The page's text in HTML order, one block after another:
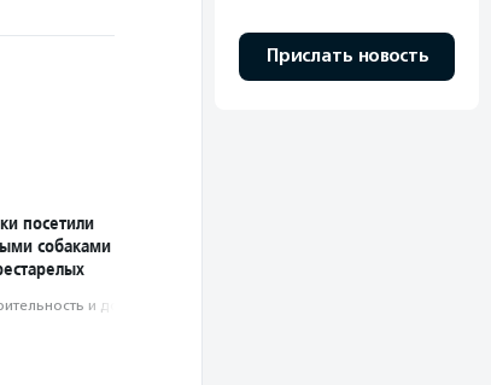
посетили
собаками
и доброволь­чест­во
Прислать новость